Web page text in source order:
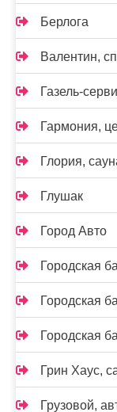
Берлога
Валентин,
Газель-
Гармония,
Глория,
Глушак
Город Авто
Городская
Городская
Городская
Грин Хаус,
Грузовой,